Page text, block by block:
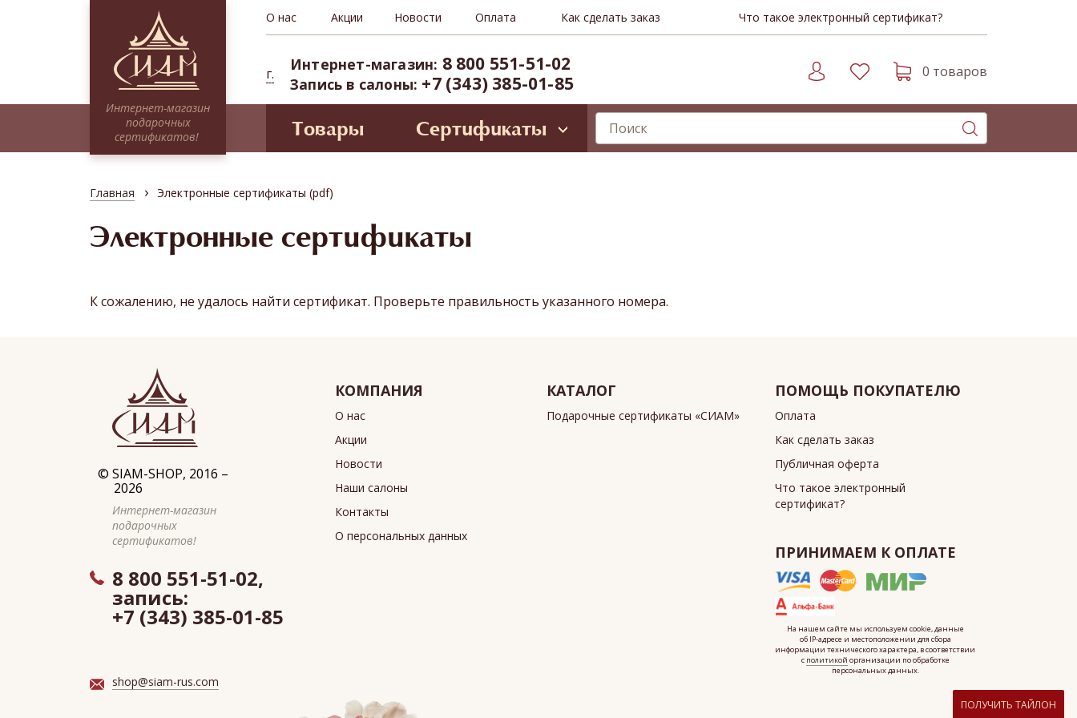
Интернет-магазин
подарочных
сертификатов!
О нас Акции Новости Оплата Как сделать заказ Что такое электронный сертификат?
г. Интернет-магазин: 8 800 551-51-02
Запись в салоны: +7 (343) 385-01-85
0 товаров
Товары Сертификаты
Тайские традиции
Миксы
Программы для двоих
Сиам Oriental SPA (ул. Б.Ельцина, 8)
СПА-пространство Тайнесс (Вайнера, 60)
Депозиты и VIP-карты
Главная › Электронные сертификаты (pdf)
Электронные сертификаты
К сожалению, не удалось найти сертификат. Проверьте правильность указанного номера.
© SIAM-SHOP, 2016 –
2026
Интернет-магазин
подарочных
сертификатов!
8 800 551-51-02,
запись:
+7 (343) 385-01-85
shop@siam-rus.com
КОМПАНИЯ
О нас
Акции
Новости
Наши салоны
Контакты
О персональных данных
КАТАЛОГ
Подарочные сертификаты «СИАМ»
ПОМОЩЬ ПОКУПАТЕЛЮ
Оплата
Как сделать заказ
Публичная оферта
Что такое электронный
сертификат?
ПРИНИМАЕМ К ОПЛАТЕ
На нашем сайте мы используем cookie, данные
об IP-адресе и местоположении для сбора
информации технического характера, в соответствии
с политикой организации по обработке
персональных данных.
ПОЛУЧИТЬ ТАЙЛОН